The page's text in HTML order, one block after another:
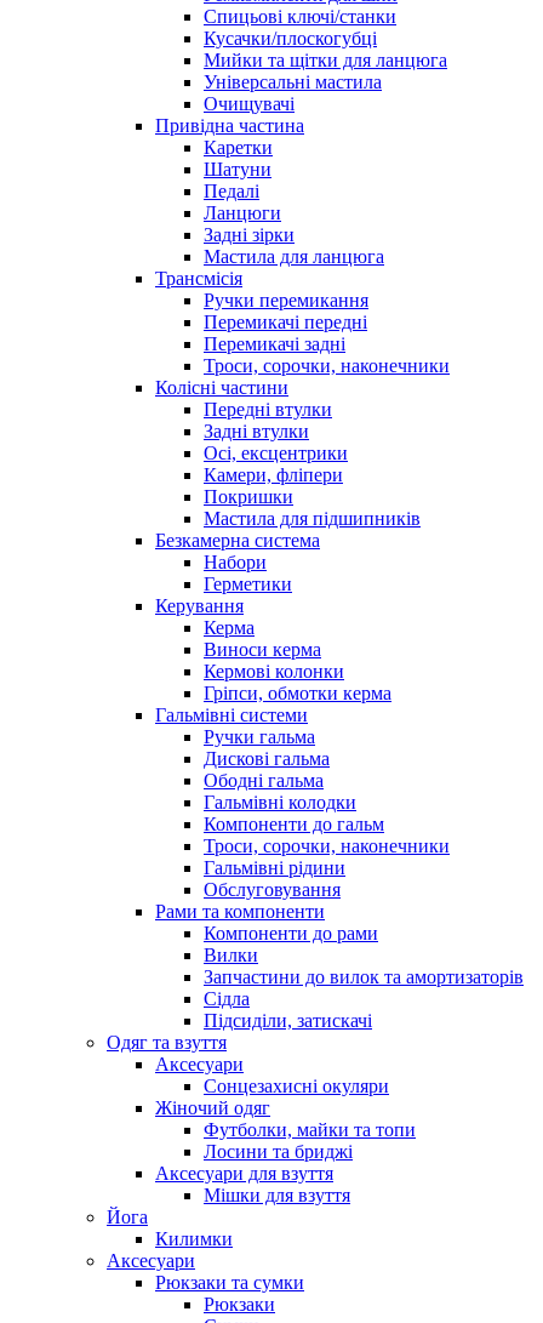
Спицьові ключі/станки
Кусачки/плоскогубці
Мийки та щітки для ланцюга
Універсальні мастила
Очищувачі
Привідна частина
Каретки
Шатуни
Педалі
Ланцюги
Задні зірки
Мастила для ланцюга
Трансмісія
Ручки перемикання
Перемикачі передні
Перемикачі задні
Троси, сорочки, наконечники
Колісні частини
Передні втулки
Задні втулки
Осі, ексцентрики
Камери, фліпери
Покришки
Мастила для підшипників
Безкамерна система
Набори
Герметики
Керування
Керма
Виноси керма
Кермові колонки
Гріпси, обмотки керма
Гальмівні системи
Ручки гальма
Дискові гальма
Ободні гальма
Гальмівні колодки
Компоненти до гальм
Троси, сорочки, наконечники
Гальмівні рідини
Обслуговування
Рами та компоненти
Компоненти до рами
Вилки
Запчастини до вилок та амортизаторів
Сідла
Підсиділи, затискачі
Одяг та взуття
Аксесуари
Сонцезахисні окуляри
Жіночий одяг
Футболки, майки та топи
Лосини та бриджі
Аксесуари для взуття
Мішки для взуття
Йога
Килимки
Аксесуари
Рюкзаки та сумки
Рюкзаки